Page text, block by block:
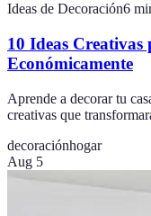
Ideas de Decoración6
10 Ideas
Económicamente
Aprende a decorar tu
creativas que
decoraciónhogar
Aug 5